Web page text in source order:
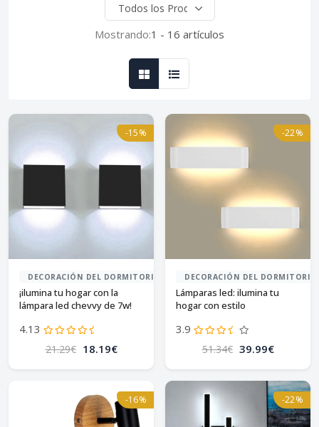
Mostrando:1 - 16 artículos
-15%
DECORACIÓN DEL DORMITORIO
¡ilumina tu hogar con la
lámpara led chevvy de 7w!
4.13
21.29€ 18.19€
-22%
DECORACIÓN DEL DORMITORIO
Lámparas led: ilumina tu
hogar con estilo
3.9
51.34€ 39.99€
-16% -22%